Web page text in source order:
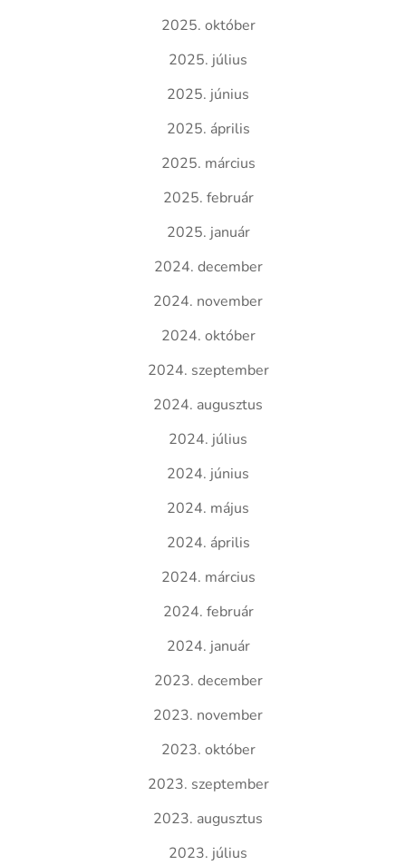
2025. október
2025. július
2025. június
2025. április
2025. március
2025. február
2025. január
2024. december
2024. november
2024. október
2024. szeptember
2024. augusztus
2024. július
2024. június
2024. május
2024. április
2024. március
2024. február
2024. január
2023. december
2023. november
2023. október
2023. szeptember
2023. augusztus
2023. július